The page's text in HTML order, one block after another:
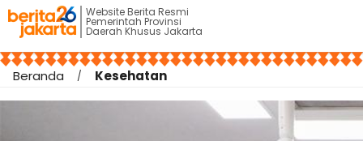
Website Berita Resmi
Pemerintah Provinsi
Daerah Khusus Jakarta
Beranda Kesehatan